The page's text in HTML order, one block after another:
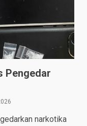
Pengedar
narkotika